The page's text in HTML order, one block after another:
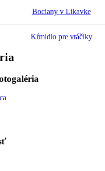
Bociany v Likavke
Kŕmidlo pre vtáčiky